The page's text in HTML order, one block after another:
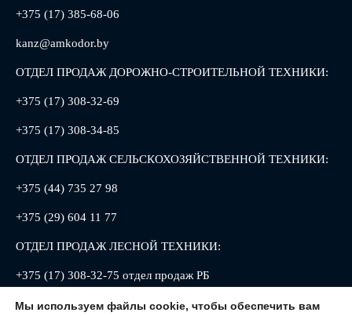
+375 (17) 385-68-06
kanz@amkodor.by
ОТДЕЛ ПРОДАЖ ДОРОЖНО-СТРОИТЕЛЬНОЙ ТЕХНИКИ:
+375 (17) 308-32-69
+375 (17) 308-34-85
ОТДЕЛ ПРОДАЖ СЕЛЬСКОХОЗЯЙСТВЕННОЙ ТЕХНИКИ:
+375 (44) 735 27 98
+375 (29) 604 11 77
ОТДЕЛ ПРОДАЖ ЛЕСНОЙ ТЕХНИКИ:
+375 (17) 308-32-75 отдел продаж РБ
+375 (17) 308-32-88 отдел продаж РФ
Мы используем файлы cookie, чтобы обеспечить вам